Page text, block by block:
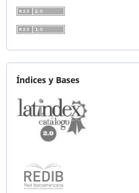
Índices y Bases